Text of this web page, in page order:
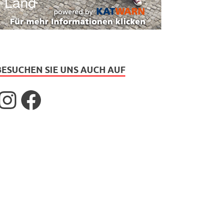
SIE UNS AUCH AUF